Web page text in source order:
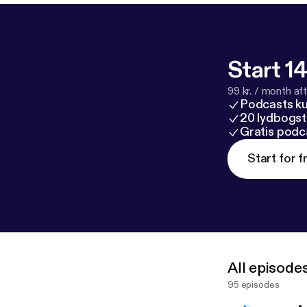
Start
99 kr. / month
Podcasts
20
Gratis
Start for
All
95 episodes